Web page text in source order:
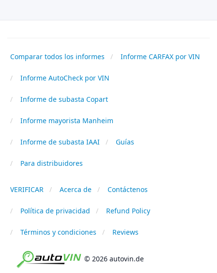
Comparar todos los informes Informe CARFAX por VIN
Informe AutoCheck por VIN
Informe de subasta Copart
Informe mayorista Manheim
Informe de subasta IAAI Guías
Para distribuidores
VERIFICAR Acerca de Contáctenos
Política de privacidad Refund Policy
Términos y condiciones Reviews
© 2026 autovin.de